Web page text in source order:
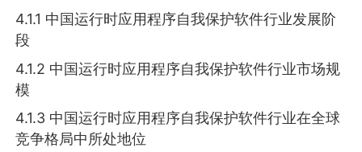
4.1.1 中国运行时应用程序自我保护软件行业发展阶
段
4.1.2 中国运行时应用程序自我保护软件行业市场规
模
4.1.3 中国运行时应用程序自我保护软件行业在全球
竞争格局中所处地位